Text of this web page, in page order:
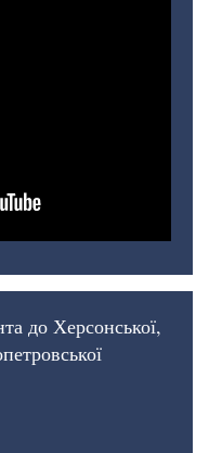
до Херсонської,